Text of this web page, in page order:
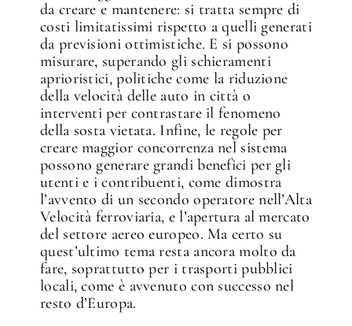
da creare e mantenere: si tratta sempre di
costi limitatissimi rispetto a quelli generati
da previsioni ottimistiche. E si possono
misurare, superando gli schieramenti
aprioristici, politiche come la riduzione
della velocità delle auto in città o
interventi per contrastare il fenomeno
della sosta vietata. Infine, le regole per
creare maggior concorrenza nel sistema
possono generare grandi benefici per gli
utenti e i contribuenti, come dimostra
l’avvento di un secondo operatore nell’Alta
Velocità ferroviaria, e l’apertura al mercato
del settore aereo europeo. Ma certo su
quest’ultimo tema resta ancora molto da
fare, soprattutto per i trasporti pubblici
locali, come è avvenuto con successo nel
resto d’Europa.